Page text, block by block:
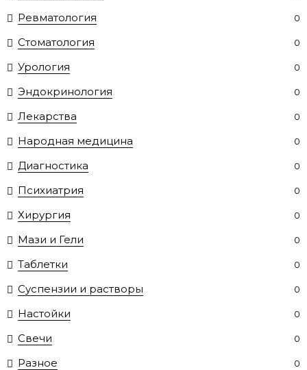
Ревматология 0
Стоматология 0
Урология 0
Эндокринология 0
Лекарства 0
Народная медицина 0
Диагностика 0
Психиатрия 0
Хирургия 0
Мази и Гели 0
Таблетки 0
Суспензии и растворы 0
Настойки 0
Свечи 0
Разное 0